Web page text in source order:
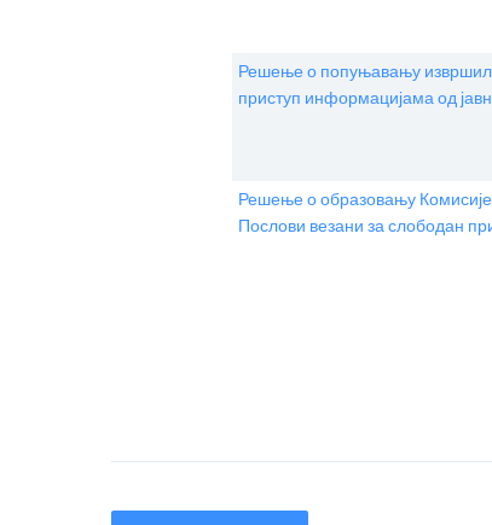
Решење о попуњавању
приступ информацијама од
Решење о образовању Комисије
Послови везани за слободан